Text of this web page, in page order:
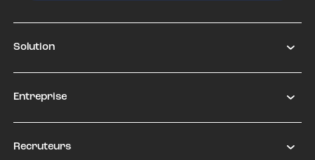
Solution
Entreprise
Recruteurs